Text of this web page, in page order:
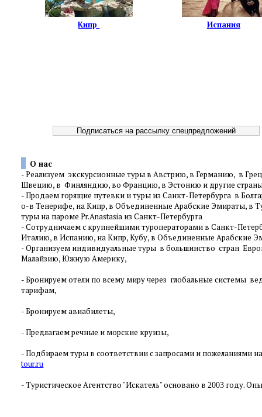
Кипр Испания
О нас
-Реализуем экскурсионные туры в Австрию, в Германию, в
Швецию, в Финляндию, во Францию, в Эстонию и другие
-Продаем горящие путевки и туры из Санкт-Петербурга в
о-в Тенерифе, на Кипр, в Объединенные Арабские Эмираты, в
туры на пароме Pr.Anastasia из Санкт-Петербурга
-Сотрудничаем с крупнейшими туроператорами в Санкт-
Италию, в Испанию, на Кипр, Кубу, в Объединенные Арабские
-Организуем индивидуальные туры в большинство стран
Малайзию, Южную Америку,
-Бронируем отели по всему миру через глобальные системы
тарифам,
-Бронируем авиабилеты,
-Предлагаем речные и морские круизы,
- Подбираем туры в соответствии с запросами и пожеланиями
tour.ru
- Туристическое Агентство "Искатель" основано в2003 году.